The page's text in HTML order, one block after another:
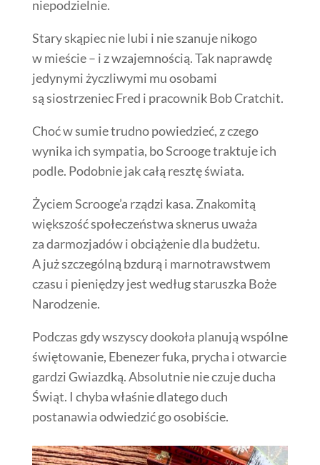
niepodzielnie.
Stary skąpiec nie lubi i nie szanuje nikogo
w mieście – i z wzajemnością. Tak naprawdę
jedynymi życzliwymi mu osobami
są siostrzeniec Fred i pracownik Bob Cratchit.
Choć w sumie trudno powiedzieć, z czego
wynika ich sympatia, bo Scrooge traktuje ich
podle. Podobnie jak całą resztę świata.
Życiem Scrooge’a rządzi kasa. Znakomitą
większość społeczeństwa sknerus uważa
za darmozjadów i obciążenie dla budżetu.
A już szczególną bzdurą i marnotrawstwem
czasu i pieniędzy jest według staruszka Boże
Narodzenie.
Podczas gdy wszyscy dookoła planują wspólne
świętowanie, Ebenezer fuka, prycha i otwarcie
gardzi Gwiazdką. Absolutnie nie czuje ducha
Świąt. I chyba właśnie dlatego duch
postanawia odwiedzić go osobiście.